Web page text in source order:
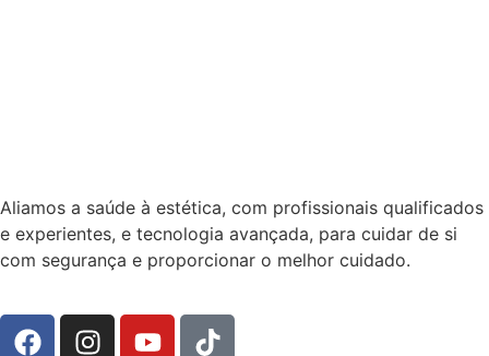
Aliamos a saúde à estética, com profissionais qualificados
e experientes, e tecnologia avançada, para cuidar de si
com segurança e proporcionar o melhor cuidado.